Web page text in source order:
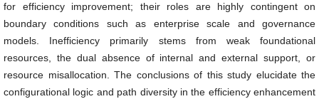
for efficiency improvement; their roles are highly contingent on
boundary conditions such as enterprise scale and governance
models. Inefficiency primarily stems from weak foundational
resources, the dual absence of internal and external support, or
resource misallocation. The conclusions of this study elucidate the
configurational logic and path diversity in the efficiency enhancement